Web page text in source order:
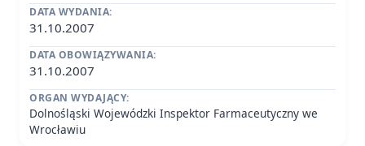
DATA WYDANIA:
31.10.2007
DATA OBOWIĄZYWANIA:
31.10.2007
ORGAN WYDAJĄCY:
Dolnośląski Wojewódzki Inspektor Farmaceutyczny we
Wrocławiu